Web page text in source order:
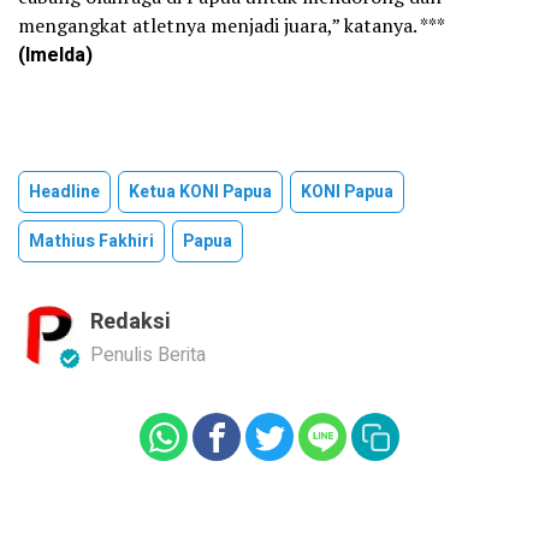
mengangkat atletnya menjadi juara,” katanya. ***
(Imelda)
Headline Ketua KONI Papua
KONI Papua
Mathius Fakhiri
Papua
Redaksi
Penulis Berita